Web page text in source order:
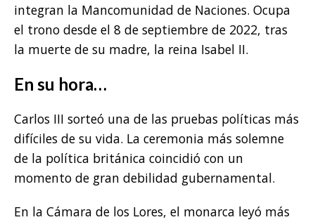
integran la Mancomunidad de Naciones. Ocupa
el trono desde el 8 de septiembre de 2022, tras
la muerte de su madre, la reina Isabel II.
En su hora…
Carlos III sorteó una de las pruebas políticas más
difíciles de su vida. La ceremonia más solemne
de la política británica coincidió con un
momento de gran debilidad gubernamental.
En la Cámara de los Lores, el monarca leyó más